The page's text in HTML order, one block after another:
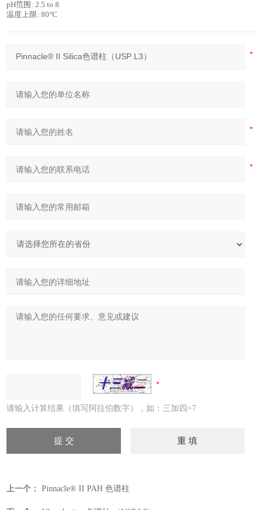
pH范围 : 2.5 to 8
温度上限: 80°C
请输入计算结果（填写阿拉伯数字），如：三加四=7
上一个： Pinnacle® II PAH 色谱柱